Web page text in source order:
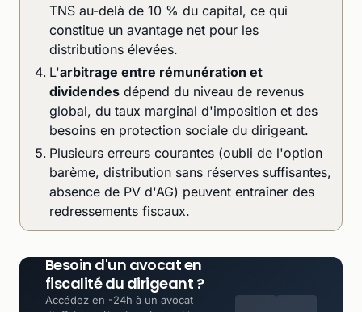
TNS au-delà de 10 % du capital, ce qui
constitue un avantage net pour les
distributions élevées.
L'arbitrage entre rémunération et
dividendes dépend du niveau de revenus
global, du taux marginal d'imposition et des
besoins en protection sociale du dirigeant.
Plusieurs erreurs courantes (oubli de l'option
barème, distribution sans réserves suffisantes,
absence de PV d'AG) peuvent entraîner des
redressements fiscaux.
Besoin d'un avocat en
fiscalité du dirigeant ?
Accédez en -24h à un avocat